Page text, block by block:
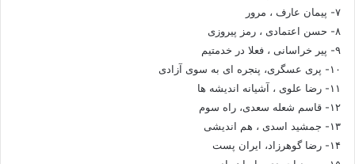
۷- پیمان عارف ، مرور
۸- حسن اعتمادی ، رمز پیروزی
۹- پیر خراسانی ، فعلا در خدمتیم
۱۰- پری عسگری، پنجره ای به سوی آزادی
۱۱- رضا علوی ، آشیانه اندیشه ها
۱۲- قاسم شعله سعدی، راه سوم
۱۳- جمشید اسدی ، هم اندیشی
۱۴- رضا گوهرزاد، ایران پست